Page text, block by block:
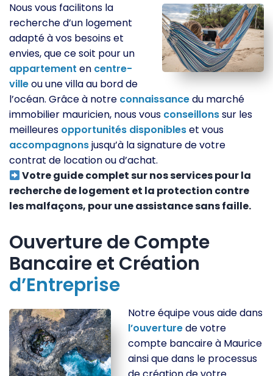
Nous vous facilitons la
recherche d’un logement
adapté à vos besoins et
envies, que ce soit pour un
appartement en centre-
villeou une villa au bord de
l’océan. Grâce à notre connaissancedu marché
immobilier mauricien, nous vous conseillonssur les
meilleures opportunités disponibleset vous
accompagnonsjusqu’à la signature de votre
contrat de location ou d’achat.
Votre guide complet sur nos services pour la
recherche de logement et la protection contre
les malfaçons, pour une assistance sans faille.
Ouverture de Compte
Bancaire et Création
d’Entreprise
Notre équipe vous aide dans
l’ouverturede votre
compte bancaire à Maurice
ainsi que dans le processus